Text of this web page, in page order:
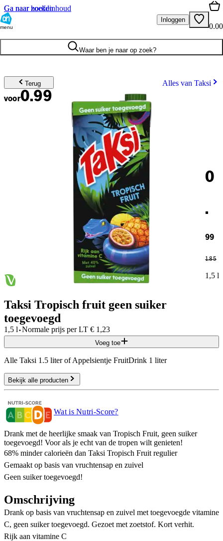
Ga naar hoofdinhoud
Ga naar zoeken
menu
Inloggen
0.00
Waar ben je naar op zoek?
Terug Alles van Taksi
voor0.99
0
.
99
1.85
1,5 l
Taksi Tropisch fruit geen suiker
toegevoegd
1,5 l·Normale prijs per LT € 1,23
Voeg toe
Alle Taksi 1.5 liter of Appelsientje FruitDrink 1 liter
Bekijk alle producten
Wat is Nutri-Score?
Drank met de heerlijke smaak van Tropisch Fruit, geen suiker
toegevoegd! Voor als je echt van de tropen wilt genieten!
68% minder calorieën dan Taksi Tropisch Fruit regulier
Gemaakt op basis van vruchtensap en zuivel
Geen suiker toegevoegd!
Omschrijving
Drank op basis van vruchtensap en zuivel met toegevoegde vitamine
C, geen suiker toegevoegd. Gezoet met zoetstof. Kort verhit.
Rijk aan vitamine C